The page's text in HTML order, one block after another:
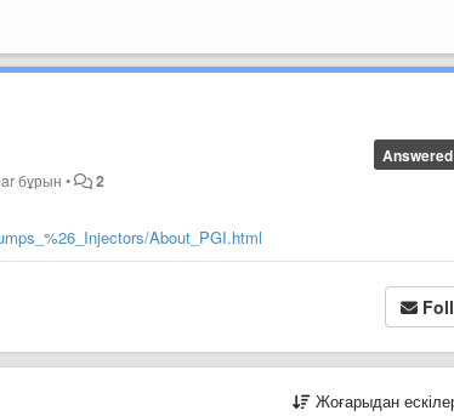
Answered
бұрын • 2
About_PGI.html
Жоғарыдан